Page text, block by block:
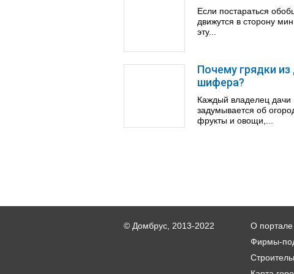
Если постараться
движутся в сторону
эту...
Почему грядки
шифера?
Каждый владелец дачи
задумывается об
фрукты и овощи,...
© Домбрус, 2013-2022 О портале
Фирмы-